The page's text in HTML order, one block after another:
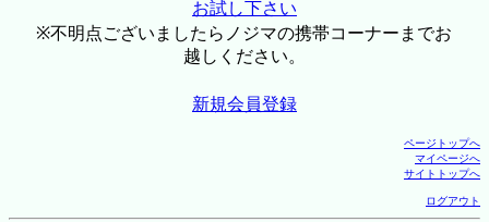
お試し下さい
※不明点ございましたらノジマの携帯コーナーまでお
越しください。
新規会員登録
ページトップへ
マイページへ
サイトトップへ
ログアウト